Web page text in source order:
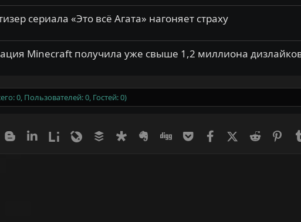
сериала «Это всё Агата» нагоняет страху
Minecraft получила уже свыше 1,2 миллиона
0, Пользователей: 0, Гостей: 0)
Mail.ru BloggerLinkedinLiveinternetLivejournal
Buffer DiasporaEvernoteDigg GetpocketFacebookX (Twitter)
Reddit